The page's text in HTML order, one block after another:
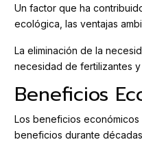
Un factor que ha
ecológica, las ventajas
La eliminación de la
necesidad de fertilizantes
Beneficios
Los beneficios
beneficios durante